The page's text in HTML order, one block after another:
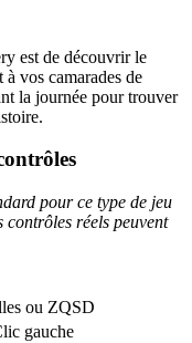
est de découvrir le
à vos camarades de
la journée pour trouver
pour ce type de jeu
réels peuvent
ou ZQSD
gauche